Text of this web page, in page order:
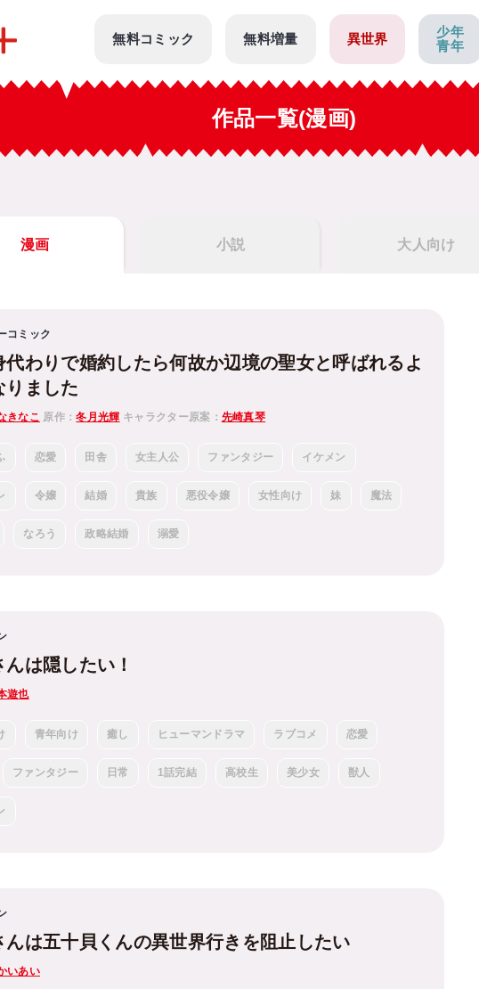
無料コミック 無料増量 異世界
少年
青年
作品一覧(漫画)
漫画 小説 大人向け
コミック
代わりで婚約したら何故か辺境の聖女と呼ばれるよ
りました
きなこ 原作：冬月光輝 キャラクター原案： 先崎真琴
恋愛 田舎 女主人公 ファンタジー イケメン
令嬢 結婚 貴族 悪役令嬢 女性向け 妹 魔法
なろう 政略結婚 溺愛
んは隠したい！
遊也
青年向け 癒し ヒューマンドラマ ラブコメ 恋愛
ファンタジー 日常 1話完結 高校生 美少女 獣人
んは五十貝くんの異世界行きを阻止したい
いあい